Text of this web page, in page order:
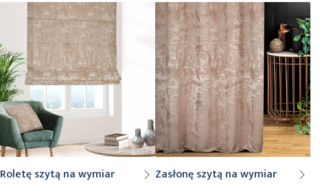
Roletę szytą na wymiar Zasłonę szytą na wymiar